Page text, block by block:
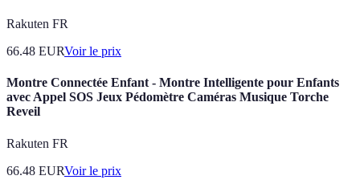
Rakuten FR
66.48 EURVoir le prix
Montre Connectée Enfant - Montre Intelligente pour Enfants
avec Appel SOS Jeux Pédomètre Caméras Musique Torche
Reveil
Rakuten FR
66.48 EURVoir le prix